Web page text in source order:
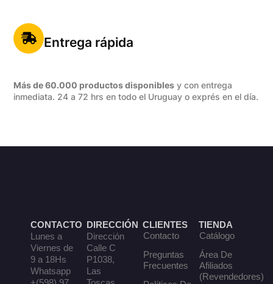
Entrega rápida
Más de 60.000 productos disponibles y con entrega
inmediata. 24 a 72 hrs en todo el Uruguay o exprés en el día.
CONTACTO
Lunes a
Viernes de
9 a 18Hs
Whatsapp
DIRECCIÓN
Dirección
Calle C
P1038,
Las
CLIENTES
Contacto
Preguntas
Frecuentes
TIENDA
Catálogo
Área De
Afiliados
(Revendedores)